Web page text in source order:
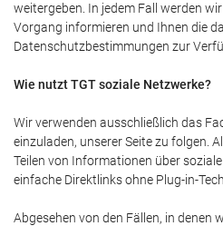
weitergeben. In jedem Fall werden
Vorgang informieren und Ihnen die
Datenschutzbestimmungen zur
Wie nutzt TGT soziale Netzwerke?
Wir verwenden ausschließlich das
einzuladen, unserer Seite zu folgen.
Teilen von Informationen über
einfache Direktlinks ohne Plug-in-
Abgesehen von den Fällen, in denen